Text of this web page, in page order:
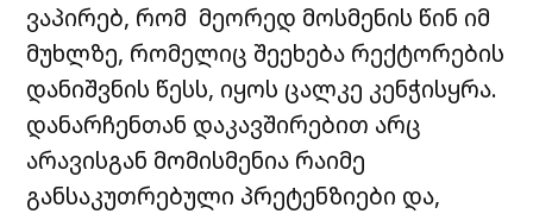
ვაპირებ, რომ მეორედ მოსმენის წინ იმ
მუხლზე, რომელიც შეეხება რექტორების
დანიშვნის წესს, იყოს ცალკე კენჭისყრა.
დანარჩენთან დაკავშირებით არც
არავისგან მომისმენია რაიმე
განსაკუთრებული პრეტენზიები და,